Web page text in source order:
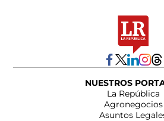
NUESTROS
La República
Agronegocios
Asuntos